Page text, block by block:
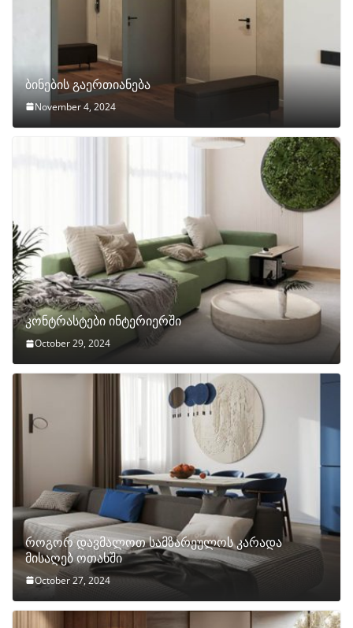
ბინების გაერთიანება
November 4, 2024
კონტრასტები ინტერიერში
October 29, 2024
როგორ დავმალოთ სამზარეულოს კარადა
მისაღებ ოთახში
October 27, 2024